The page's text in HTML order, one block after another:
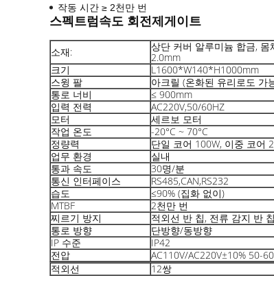
작동 시간 ≥ 2천만 번
스펙트럼 속도 회전제 게이트
소재:
상단 커버 알루미늄 합금, 몸
2.0mm
크기
L1600*W140*H1000mm
스윙 팔
아크릴 (온화된 유리로도 가
통로 너비
≤ 900mm
입력 전력
AC220V,50/60HZ
모터
세르보 모터
작업 온도
-20°C ~ 70°C
정량력
단일 코어 100W, 이중 코어
업무 환경
실내
통과 속도
30명/분
통신 인터페이스
RS485,CAN,RS232
습도
≤90% (집화 없이)
MTBF
2천만 번
찌르기 방지
적외선 반 칩, 전류 감지 반
통로 방향
단방향/동방향
IP 수준
IP42
전압
AC110V/AC220V±10% 50-
적외선
12쌍